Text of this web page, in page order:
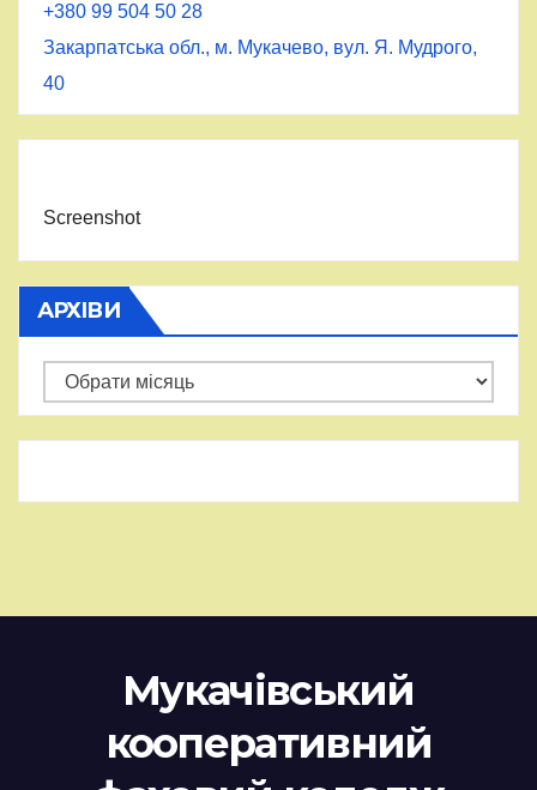
+380 99 504 50 28
Закарпатська обл., м. Мукачево, вул. Я. Мудрого,
40
Screenshot
АРХІВИ
Архіви
Мукачівський
кооперативний